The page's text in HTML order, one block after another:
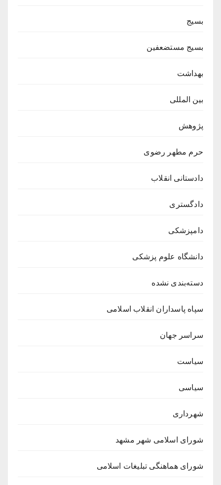
بسیج
بسیج مستضعفین
بهداشت
بین المللی
پژوهش
حرم مطهر رضوی
دادستانی انقلاب
دادگستری
دامپزشکی
دانشگاه علوم پزشکی
دسته‌بندی نشده
سپاه پاسداران انقلاب اسلامی
سراسر جهان
سیاست
سیاسی
شهرداری
شورای اسلامی شهر مشهد
شورای هماهنگی تبلیغات اسلامی